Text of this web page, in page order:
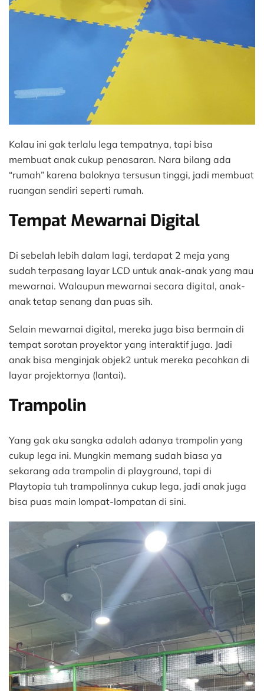
Kalau ini gak terlalu lega tempatnya, tapi bisa
membuat anak cukup penasaran. Nara bilang ada
“rumah” karena baloknya tersusun tinggi, jadi membuat
ruangan sendiri seperti rumah.
Tempat Mewarnai Digital
Di sebelah lebih dalam lagi, terdapat 2 meja yang
sudah terpasang layar LCD untuk anak-anak yang mau
mewarnai. Walaupun mewarnai secara digital, anak-
anak tetap senang dan puas sih.
Selain mewarnai digital, mereka juga bisa bermain di
tempat sorotan proyektor yang interaktif juga. Jadi
anak bisa menginjak objek2 untuk mereka pecahkan di
layar projektornya (lantai).
Trampolin
Yang gak aku sangka adalah adanya trampolin yang
cukup lega ini. Mungkin memang sudah biasa ya
sekarang ada trampolin di playground, tapi di
Playtopia tuh trampolinnya cukup lega, jadi anak juga
bisa puas main lompat-lompatan di sini.